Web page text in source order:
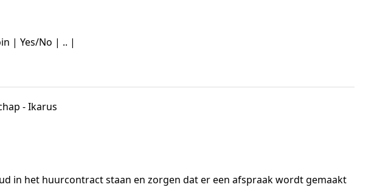
| Yes/No | .. |
- Ikarus
in het huurcontract staan en zorgen dat er een afspraak wordt gemaakt